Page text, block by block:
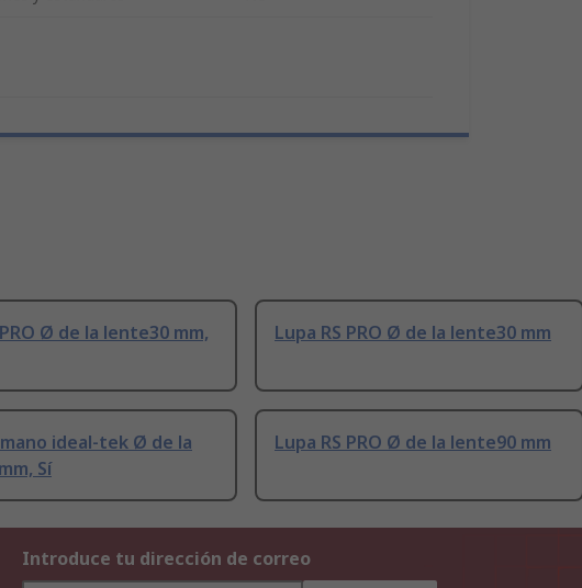
Ø de la lente30 mm,
Lupa RS PRO Ø de la lente30 mm
ideal-tek Ø de la
Sí
Lupa RS PRO Ø de la lente90 mm
Introduce tu dirección de correo